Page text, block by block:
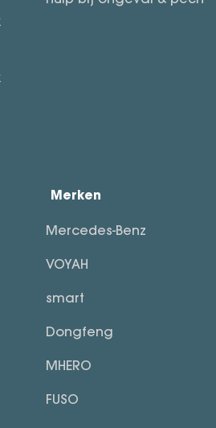
Merken
Mercedes-Benz
VOYAH
smart
Dongfeng
MHERO
FUSO